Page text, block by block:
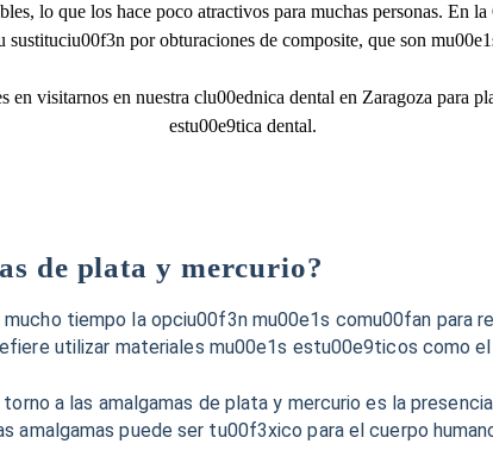
lo que los hace poco atractivos para muchas personas. En
sustituciu00f3n por obturaciones de composite, que son
en visitarnos en nuestra clu00ednica dental en Zaragoza para
estu00e9tica dental.
de plata y mercurio?
tiempo la opciu00f3n mu00e1s comu00fan para
utilizar materiales mu00e1s estu00e9ticos como
a las amalgamas de plata y mercurio es la
amalgamas puede ser tu00f3xico para el cuerpo